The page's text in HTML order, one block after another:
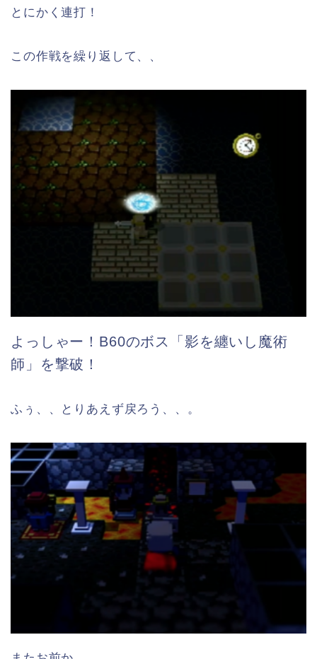
とにかく連打！
この作戦を繰り返して、、
よっしゃー！B60のボス「影を纏いし魔術
師」を撃破！
ふぅ、、とりあえず戻ろう、、。